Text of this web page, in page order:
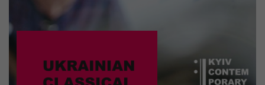
07.12.2023